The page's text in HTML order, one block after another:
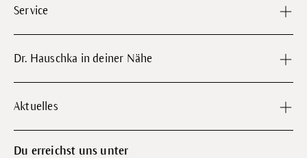
Service
Dr. Hauschka in deiner Nähe
Aktuelles
Du erreichst uns unter